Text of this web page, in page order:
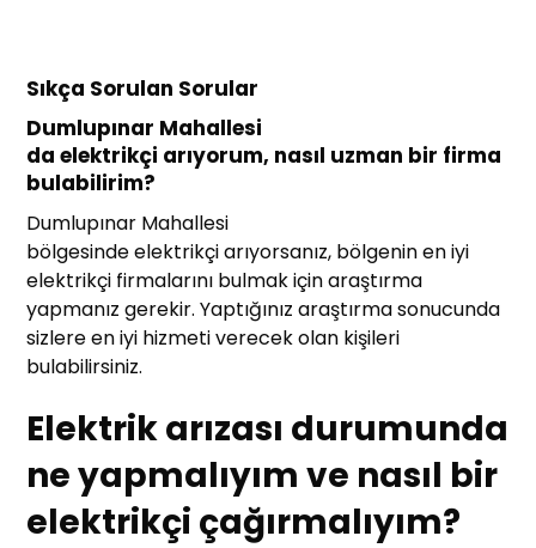
Sıkça Sorulan Sorular
Dumlupınar Mahallesi
da elektrikçi arıyorum, nasıl uzman bir firma
bulabilirim?
Dumlupınar Mahallesi
bölgesinde elektrikçi arıyorsanız, bölgenin en iyi
elektrikçi firmalarını bulmak için araştırma
yapmanız gerekir. Yaptığınız araştırma sonucunda
sizlere en iyi hizmeti verecek olan kişileri
bulabilirsiniz.
Elektrik arızası durumunda
ne yapmalıyım ve nasıl bir
elektrikçi çağırmalıyım?